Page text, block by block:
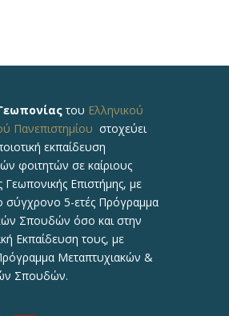
του Ελληνικού
Πανεπιστημίου στοχεύει
εκπαίδευση
φοιτητών σε καίριους
Γεωπονικής Επιστήμης, με
σύγχρονο 5-ετές Πρόγραμμα
Σπουδών όσο και στην
Εκπαίδευση τους, με
Μεταπτυχιακών &
Σπουδών.